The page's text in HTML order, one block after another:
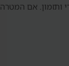
ותזמון. אם